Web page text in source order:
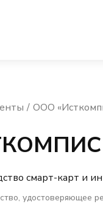
ООО
смарт-карт и
удостоверяющее